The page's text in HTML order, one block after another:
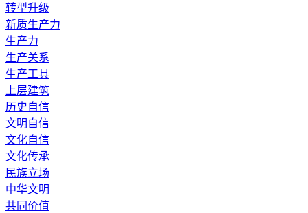
转型升级
新质生产力
生产力
生产关系
生产工具
上层建筑
历史自信
文明自信
文化自信
文化传承
民族立场
中华文明
共同价值